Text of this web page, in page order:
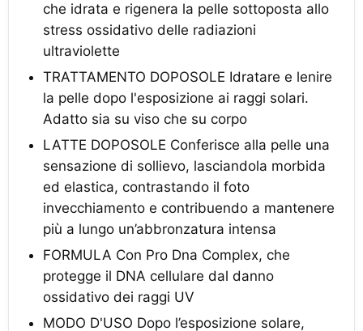
che idrata e rigenera la pelle sottoposta allo
stress ossidativo delle radiazioni
ultraviolette
TRATTAMENTO DOPOSOLE Idratare e lenire
la pelle dopo l'esposizione ai raggi solari.
Adatto sia su viso che su corpo
LATTE DOPOSOLE Conferisce alla pelle una
sensazione di sollievo, lasciandola morbida
ed elastica, contrastando il foto
invecchiamento e contribuendo a mantenere
più a lungo un’abbronzatura intensa
FORMULA Con Pro Dna Complex, che
protegge il DNA cellulare dal danno
ossidativo dei raggi UV
MODO D'USO Dopo l’esposizione solare,